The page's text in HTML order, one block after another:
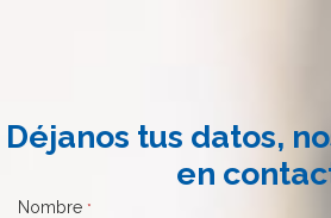
Déjanos tus datos,
en
Nombre *